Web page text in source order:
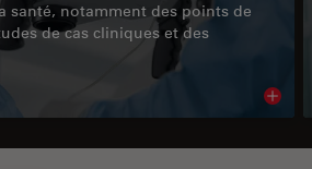
santé, notamment des points de
de cas cliniques et des